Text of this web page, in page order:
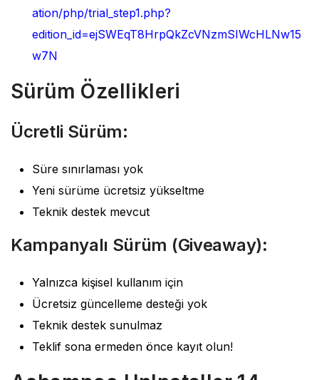
ation/php/trial_step1.php?
edition_id=ejSWEqT8HrpQkZcVNzmSIWcHLNw15
w7N
Sürüm Özellikleri
Ücretli Sürüm:
Süre sınırlaması yok
Yeni sürüme ücretsiz yükseltme
Teknik destek mevcut
Kampanyalı Sürüm (Giveaway):
Yalnızca kişisel kullanım için
Ücretsiz güncelleme desteği yok
Teknik destek sunulmaz
Teklif sona ermeden önce kayıt olun!